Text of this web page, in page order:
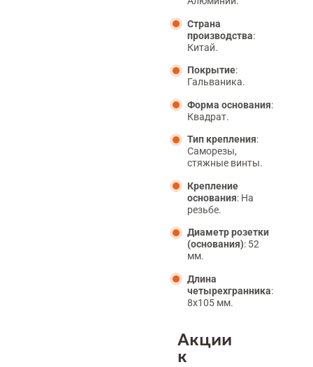
Страна
производства:
Китай.
Покрытие:
Гальваника.
Форма основания:
Квадрат.
Тип крепления:
Саморезы,
стяжные винты.
Крепление
основания: На
резьбе.
Диаметр розетки
(основания): 52
мм.
Длина
четырехгранника:
8x105 мм.
Акции
к